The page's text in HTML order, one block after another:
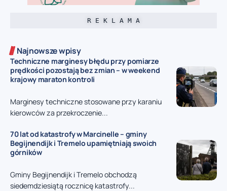
R E K L A M A
Najnowsze wpisy
Techniczne marginesy błędu przy pomiarze
prędkości pozostają bez zmian – w weekend
krajowy maraton kontroli
Marginesy techniczne stosowane przy karaniu
kierowców za przekroczenie...
70 lat od katastrofy w Marcinelle – gminy
Begijnendijk i Tremelo upamiętniają swoich
górników
Gminy Begijnendijk i Tremelo obchodzą
siedemdziesiątą rocznicę katastrofy...